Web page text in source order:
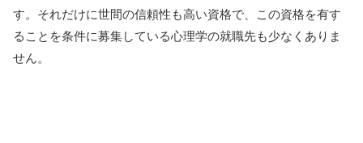
す。それだけに世間の信頼性も高い資格で、この資格を有す
ることを条件に募集している心理学の就職先も少なくありま
せん。